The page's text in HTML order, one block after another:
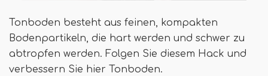
Tonboden besteht aus feinen, kompakten
Bodenpartikeln, die hart werden und schwer zu
abtropfen werden. Folgen Sie diesem Hack und
verbessern Sie hier Tonboden.